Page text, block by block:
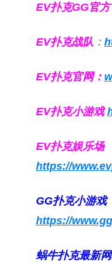
EV扑克GG官方
EV扑克战队 ：
EV扑克官网：
EV扑克小游戏
EV扑克娱乐场
https://
GG扑克小游戏
https://
蜗牛扑克最新网